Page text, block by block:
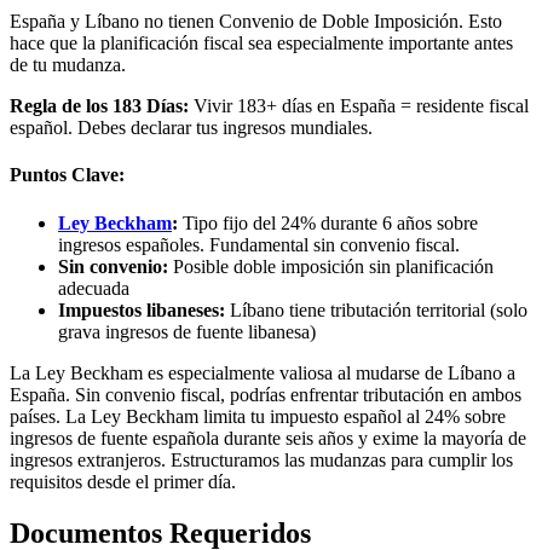
España y Líbano no tienen Convenio de Doble Imposición. Esto
hace que la planificación fiscal sea especialmente importante antes
de tu mudanza.
Regla de los 183 Días: Vivir 183+ días en España = residente fiscal
español. Debes declarar tus ingresos mundiales.
Puntos Clave:
Ley Beckham: Tipo fijo del 24% durante 6 años sobre
ingresos españoles. Fundamental sin convenio fiscal.
Sin convenio: Posible doble imposición sin planificación
adecuada
Impuestos libaneses: Líbano tiene tributación territorial (solo
grava ingresos de fuente libanesa)
La Ley Beckham es especialmente valiosa al mudarse de Líbano a
España. Sin convenio fiscal, podrías enfrentar tributación en ambos
países. La Ley Beckham limita tu impuesto español al 24% sobre
ingresos de fuente española durante seis años y exime la mayoría de
ingresos extranjeros. Estructuramos las mudanzas para cumplir los
requisitos desde el primer día.
Documentos Requeridos